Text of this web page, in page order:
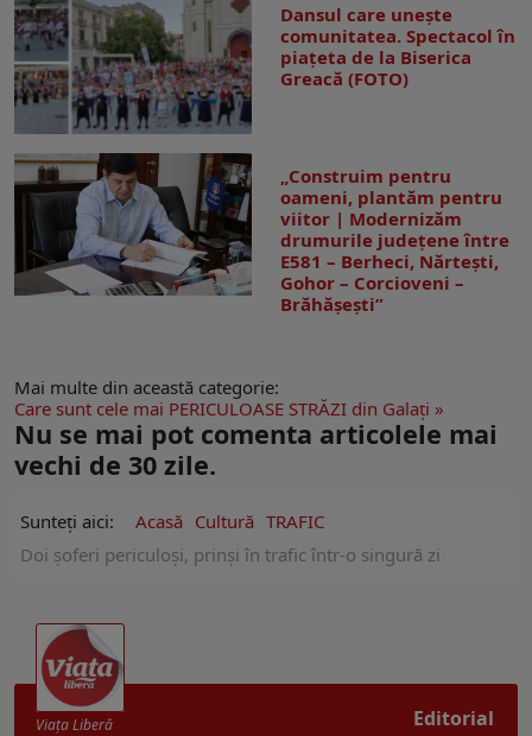
Dansul care uneşte
comunitatea. Spectacol în
piaţeta de la Biserica
Greacă (FOTO)
„Construim pentru
oameni, plantăm pentru
viitor | Modernizăm
drumurile județene între
E581 – Berheci, Nărtești,
Gohor – Corcioveni –
Brăhășești”
Mai multe din această categorie:
Care sunt cele mai PERICULOASE STRĂZI din Galaţi »
Nu se mai pot comenta articolele mai
vechi de 30 zile.
Sunteți aici: Acasă Cultură TRAFIC
Doi şoferi periculoşi, prinşi în trafic într-o singură zi
Editorial
Viaţa Liberă